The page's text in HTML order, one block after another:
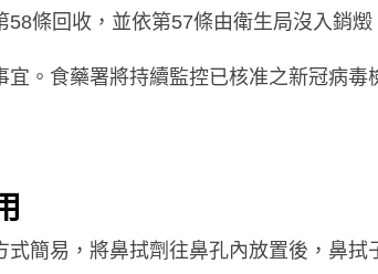
條回收，並依第57條由衛生局沒入銷燬
。食藥署將持續監控已核准之新冠病毒
簡易，將鼻拭劑往鼻孔內放置後，鼻拭